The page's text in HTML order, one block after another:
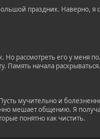
праздник. Наверно,
рассмотреть его у меня
Память начала раскрываться.
мучительно и
мешает общению. Я
понятно как чистить.